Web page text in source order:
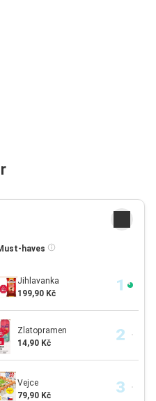
haves
Jihlavanka
199,90 Kč
Zlatopramen
14,90 Kč
Vejce
79,90 Kč